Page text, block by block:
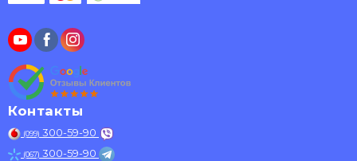
Контакты
(099) 300-59-90
(067) 300-59-90